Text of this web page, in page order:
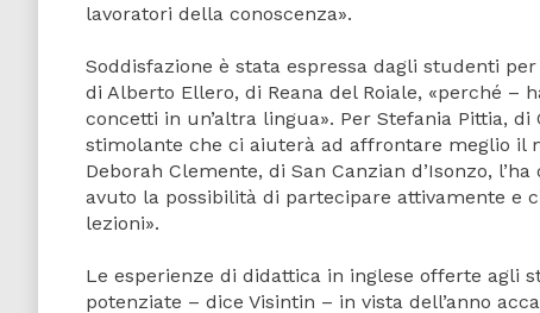
lavoratori della conoscenza».
Soddisfazione è stata espressa dagli studenti
di Alberto Ellero, di Reana del Roiale, «perché
concetti in un’altra lingua». Per Stefania Pittia,
stimolante che ci aiuterà ad affrontare meglio il
Deborah Clemente, di San Canzian d’Isonzo,
avuto la possibilità di partecipare attivamente e
lezioni».
Le esperienze di didattica in inglese offerte agli
potenziate – dice Visintin – in vista dell’anno